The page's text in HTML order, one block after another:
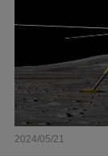
2024/05/21